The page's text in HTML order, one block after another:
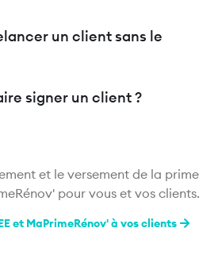
un client sans le
signer un client ?
et le versement de la prime
pour vous et vos clients.
et MaPrimeRénov' à vos clients